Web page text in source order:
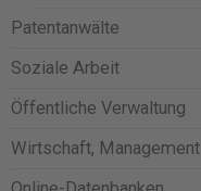
Patentanwälte
Soziale Arbeit
Öffentliche Verwaltung
Wirtschaft, Management